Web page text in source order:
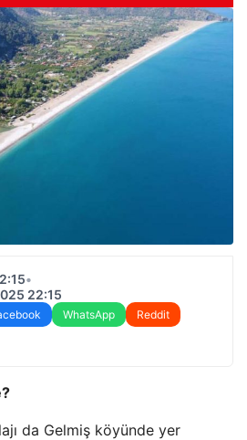
•
22:15
WhatsApp
Reddit
da Gelmiş köyünde yer